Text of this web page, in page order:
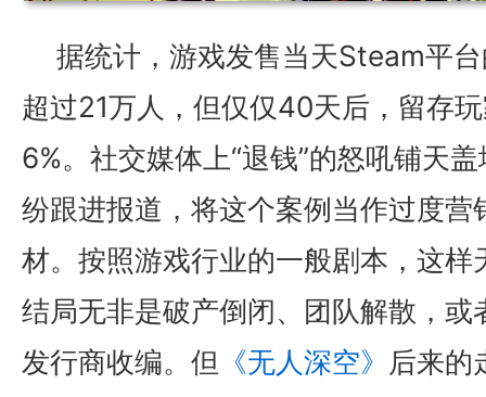
据统计，游戏发售当天Steam平
超过21万人，但仅仅40天后，留存
6%。社交媒体上“退钱”的怒吼铺天
纷跟进报道，将这个案例当作过度营
材。按照游戏行业的一般剧本，这样
结局无非是破产倒闭、团队解散，或
发行商收编。但 《无人深空》 后来的